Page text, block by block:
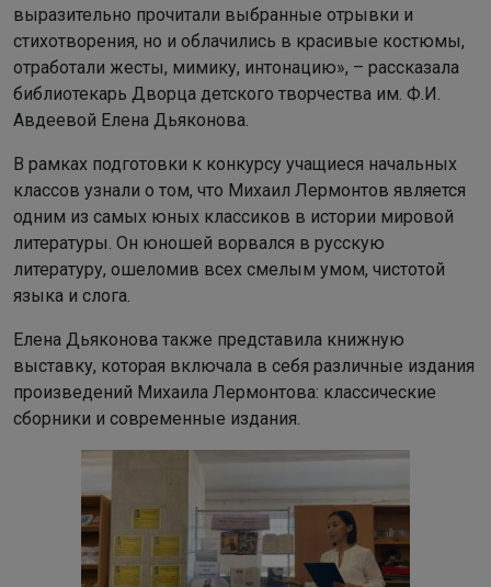
выразительно прочитали выбранные отрывки и
стихотворения, но и облачились в красивые костюмы,
отработали жесты, мимику, интонацию», – рассказала
библиотекарь Дворца детского творчества им. Ф.И.
Авдеевой Елена Дьяконова.
В рамках подготовки к конкурсу учащиеся начальных
классов узнали о том, что Михаил Лермонтов является
одним из самых юных классиков в истории мировой
литературы. Он юношей ворвался в русскую
литературу, ошеломив всех смелым умом, чистотой
языка и слога.
Елена Дьяконова также представила книжную
выставку, которая включала в себя различные издания
произведений Михаила Лермонтова: классические
сборники и современные издания.